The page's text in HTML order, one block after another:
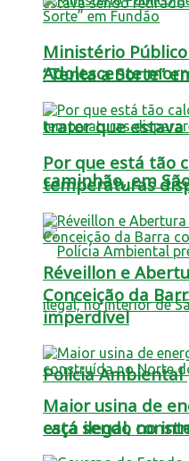
Adolescente
trator que
caminhão, em
Polícia Ambiental
caça ilegal, no
Ministério
“Tenta a Sorte”
Por que está tão
temperaturas
Réveillon e
Conceição da
imperdível
Maior usina de
está sendo